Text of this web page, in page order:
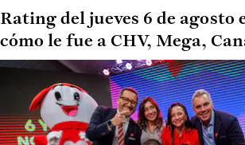
Rating del jueves 6 de agosto
cómo le fue a CHV, Mega,